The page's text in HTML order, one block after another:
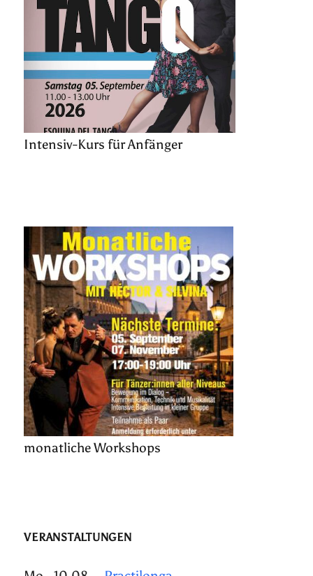
Intensiv-Kurs für Anfänger
monatliche Workshops
VERANSTALTUNGEN